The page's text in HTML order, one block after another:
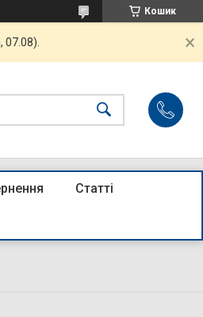
Кошик
07.08).
Статті